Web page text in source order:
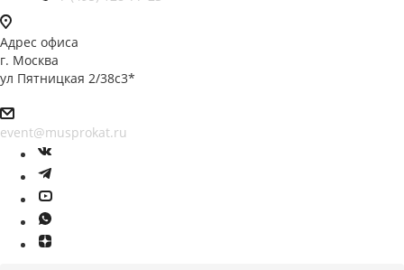
Адрес офиса
г. Москва
ул Пятницкая 2/38с3*
event@musprokat.ru